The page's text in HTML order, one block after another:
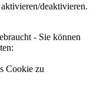
deaktivieren.
- Sie können
Cookie zu